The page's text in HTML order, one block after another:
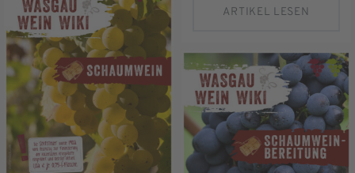
ARTIKEL LESEN